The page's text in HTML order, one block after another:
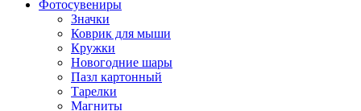
Фотоcувениры
Значки
Коврик для мыши
Кружки
Новогодние шары
Пазл картонный
Тарелки
Магниты